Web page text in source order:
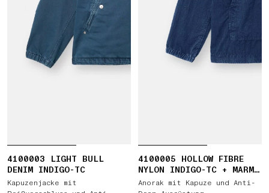
4100003 LIGHT BULL
DENIM INDIGO-TC
Kapuzenjacke mit
4100005 HOLLOW FIBRE
NYLON INDIGO-TC + MARMO
CORROSION
Anorak mit Kapuze und Anti-